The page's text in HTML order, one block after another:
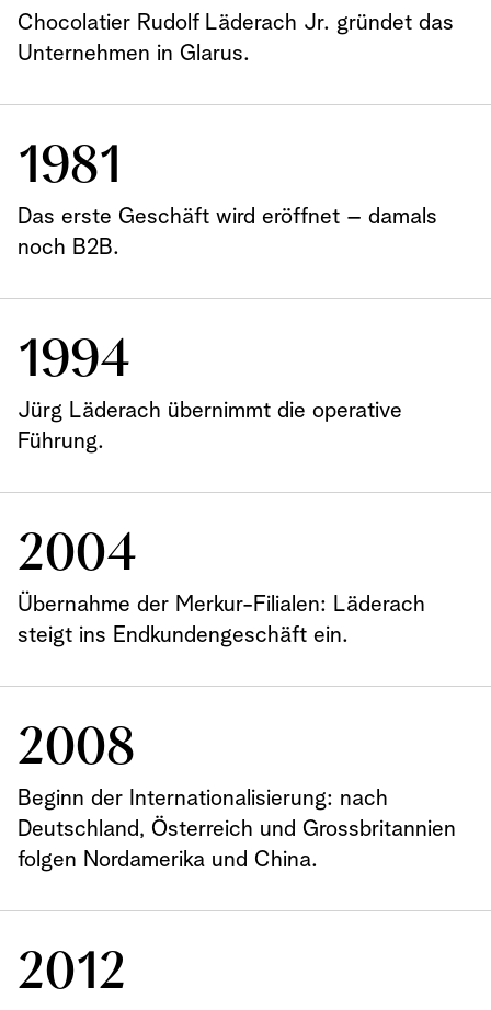
Chocolatier Rudolf Läderach Jr. gründet das
Unternehmen in Glarus.
1981
Das erste Geschäft wird eröffnet – damals
noch B2B.
1994
Jürg Läderach übernimmt die operative
Führung.
2004
Übernahme der Merkur-Filialen: Läderach
steigt ins Endkundengeschäft ein.
2008
Beginn der Internationalisierung: nach
Deutschland, Österreich und Grossbritannien
folgen Nordamerika und China.
2012